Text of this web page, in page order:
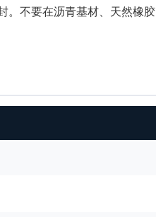
。不要在沥青基材、天然橡